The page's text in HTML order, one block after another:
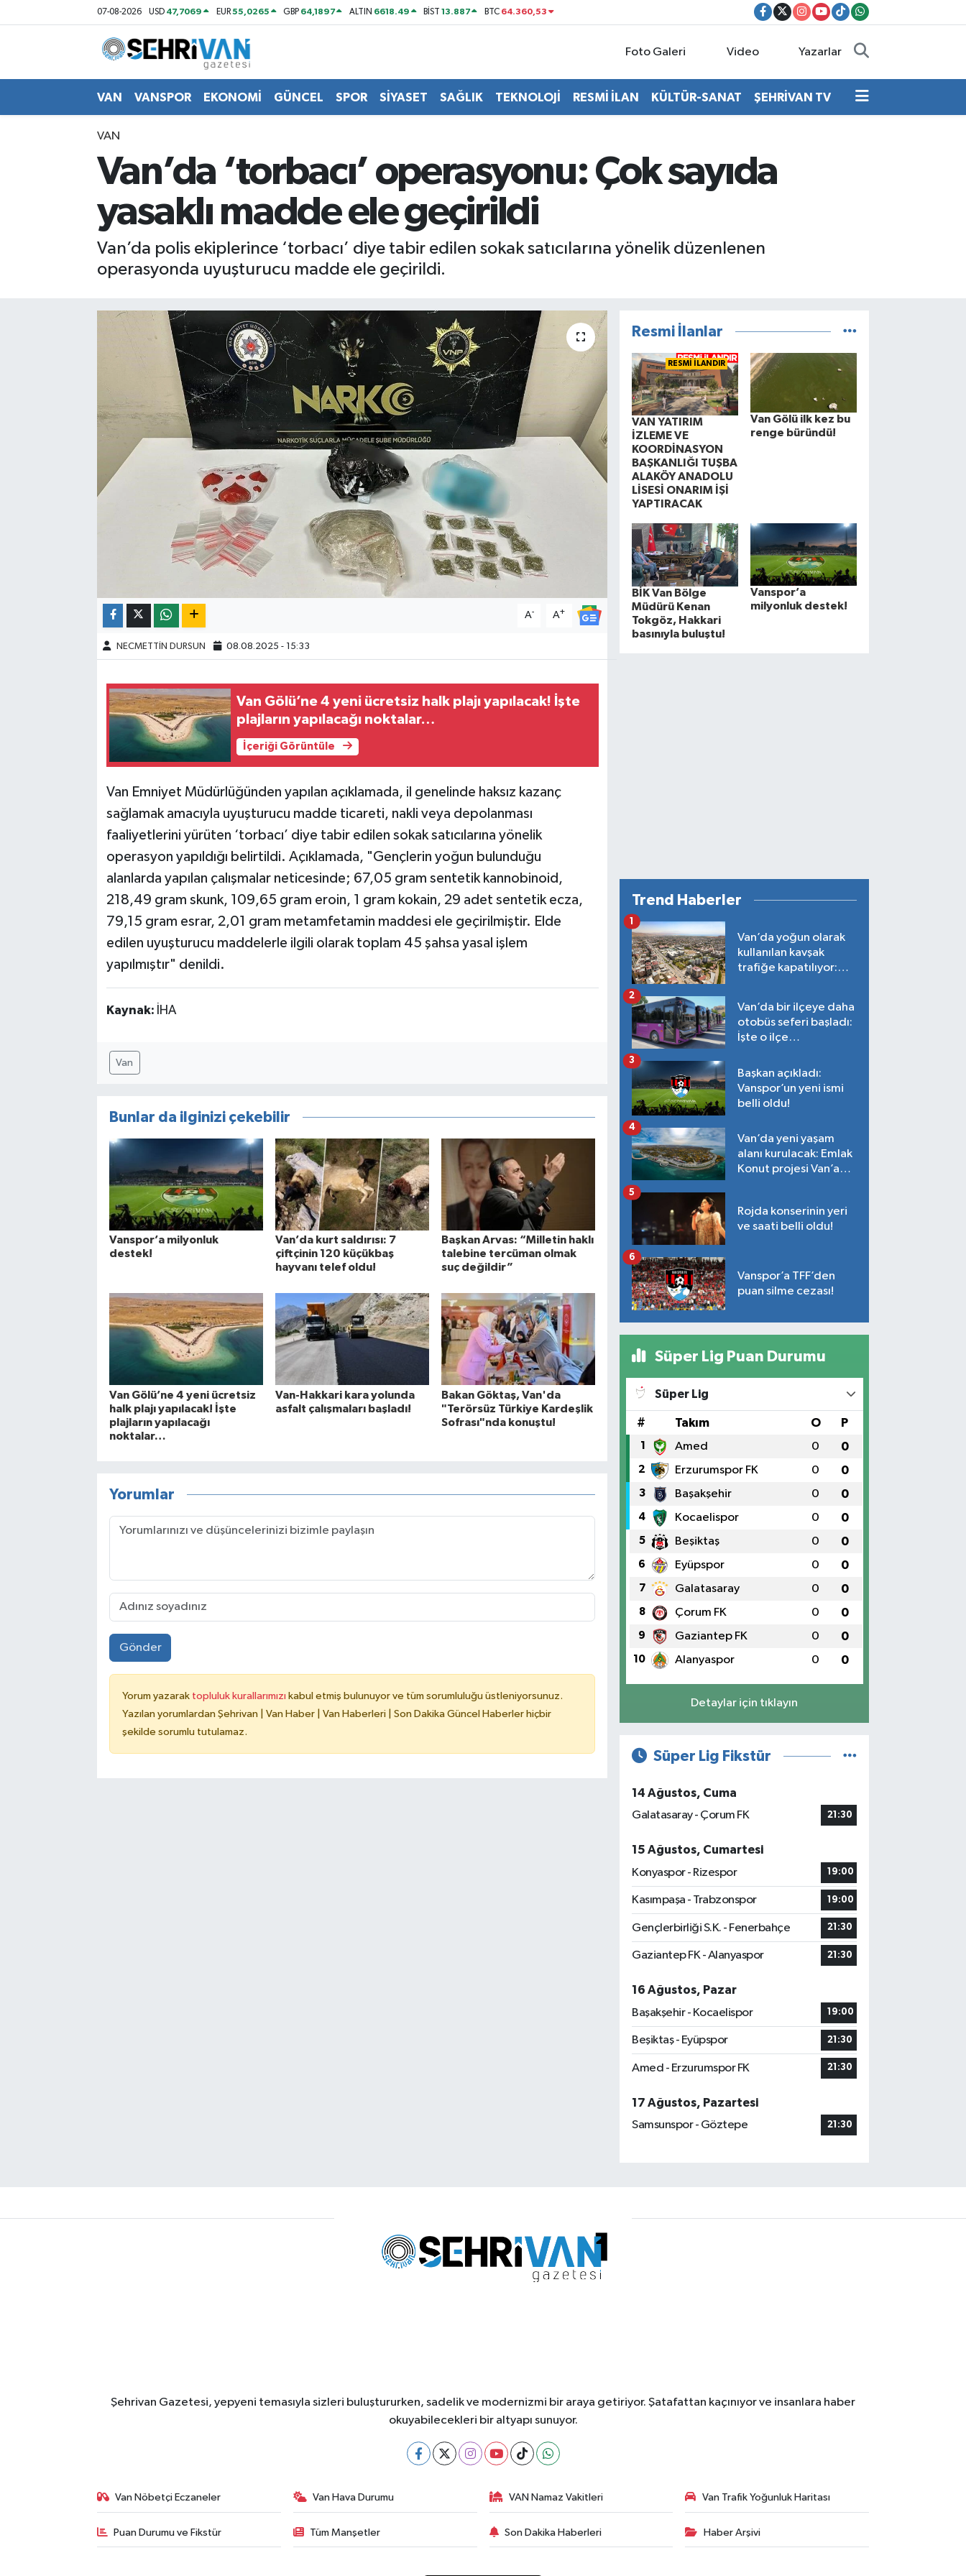
07-08-2026 USD 47,7069 EUR55,0265 GBP 64,1897 ALTIN 6618.49 BİST13.887 BTC 64.360,53
Foto Galeri Video Yazarlar
VAN VANSPOR EKONOMİ GÜNCEL SPOR SİYASET SAĞLIK TEKNOLOJİ RESMİ İLAN KÜLTÜR-SANAT ŞEHRİVAN TV
VAN
Van’da ‘torbacı’ operasyonu: Çok sayıda
yasaklı madde ele geçirildi
Van’da polis ekiplerince ‘torbacı’ diye tabir edilen sokak satıcılarına yönelik düzenlenen
operasyonda uyuşturucu madde ele geçirildi.
A- A+
NECMETTİN DURSUN 08.08.2025 - 15:33
Van Gölü’ne 4 yeni ücretsiz halk plajı yapılacak! İşte
plajların yapılacağı noktalar…
İçeriği Görüntüle
Van Emniyet Müdürlüğünden yapılan açıklamada, il genelinde haksız kazanç
sağlamak amacıyla uyuşturucu madde ticareti, nakli veya depolanması
faaliyetlerini yürüten ‘torbacı’ diye tabir edilen sokak satıcılarına yönelik
operasyon yapıldığı belirtildi. Açıklamada, "Gençlerin yoğun bulunduğu
alanlarda yapılan çalışmalar neticesinde; 67,05 gram sentetik kannobinoid,
218,49 gram skunk, 109,65 gram eroin, 1 gram kokain, 29 adet sentetik ecza,
79,15 gram esrar, 2,01 gram metamfetamin maddesi ele geçirilmiştir. Elde
edilen uyuşturucu maddelerle ilgili olarak toplam 45 şahsa yasal işlem
yapılmıştır" denildi.
Kaynak: İHA
Van
Bunlar da ilginizi çekebilir
Vanspor’a milyonluk
destek!
Van’da kurt saldırısı: 7
çiftçinin 120 küçükbaş
hayvanı telef oldu!
Başkan Arvas: “Milletin haklı
talebine tercüman olmak
suç değildir”
Van Gölü’ne 4 yeni ücretsiz
halk plajı yapılacak! İşte
plajların yapılacağı
noktalar…
Van-Hakkari kara yolunda
asfalt çalışmaları başladı!
Bakan Göktaş, Van'da
"Terörsüz Türkiye Kardeşlik
Sofrası"nda konuştu!
Yorumlar
Gönder
Yorum yazarak topluluk kurallarımızı kabul etmiş bulunuyor ve tüm sorumluluğu üstleniyorsunuz.
Yazılan yorumlardan Şehrivan | Van Haber | Van Haberleri | Son Dakika Güncel Haberler hiçbir
şekilde sorumlu tutulamaz.
Resmi İlanlar
RESMİ İLANDIR
VAN YATIRIM
İZLEME VE
KOORDİNASYON
BAŞKANLIĞI TUŞBA
ALAKÖY ANADOLU
LİSESİ ONARIM İŞİ
YAPTIRACAK
Van Gölü ilk kez bu
renge büründü!
BİK Van Bölge
Müdürü Kenan
Tokgöz, Hakkari
basınıyla buluştu!
Vanspor’a
milyonluk destek!
Trend Haberler
Van’da yoğun olarak
kullanılan kavşak
trafiğe kapatılıyor:
1
Van’da bir ilçeye daha
otobüs seferi başladı:
İşte o ilçe…
2
Başkan açıkladı:
Vanspor’un yeni ismi
belli oldu!
3
Van’da yeni yaşam
alanı kurulacak: Emlak
Konut projesi Van’a
4
Rojda konserinin yeri
ve saati belli oldu!
5
Vanspor’a TFF’den
puan silme cezası!
6
Süper Lig Puan Durumu
Süper Lig
# Takım O P
1 Amed 0 0
2 Erzurumspor FK 0 0
3 Başakşehir 0 0
4 Kocaelispor 0 0
5 Beşiktaş 0 0
6 Eyüpspor 0 0
7 Galatasaray 0 0
8 Çorum FK 0 0
9 Gaziantep FK 0 0
10 Alanyaspor 0 0
Detaylar için tıklayın
Süper Lig Fikstür
14 Ağustos, Cuma
Galatasaray - Çorum FK
21:30
15 Ağustos, Cumartesi
Konyaspor - Rizespor
19:00
Kasımpaşa - Trabzonspor 19:00
Gençlerbirliği S.K. - Fenerbahçe 21:30
Gaziantep FK - Alanyaspor 21:30
16 Ağustos, Pazar
Başakşehir - Kocaelispor
19:00
Beşiktaş - Eyüpspor 21:30
Amed - Erzurumspor FK 21:30
17 Ağustos, Pazartesi
Samsunspor - Göztepe
21:30
Şehrivan Gazetesi, yepyeni temasıyla sizleri buluştururken, sadelik ve modernizmi bir araya getiriyor. Şatafattan kaçınıyor ve insanlara haber
okuyabilecekleri bir altyapı sunuyor.
Van Nöbetçi Eczaneler Van Hava Durumu VAN Namaz Vakitleri Van Trafik Yoğunluk Haritası
Puan Durumu ve Fikstür Tüm Manşetler Son Dakika Haberleri Haber Arşivi
Van Nöbetçi Eczaneler
Van Hava Durumu
Van Trafik Yoğunluk Haritası
Süper Lig Puan Durumu ve Fikstür
Son Dakika Haberleri
Haber Arşivi